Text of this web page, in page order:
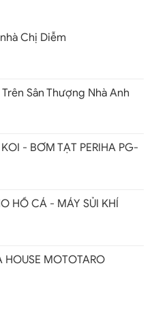
Chị Diễm
Sân Thượng Nhà Anh
- BƠM TẠT PERIHA PG-
HỒ CÁ - MÁY SỦI KHÍ
HOUSE MOTOTARO